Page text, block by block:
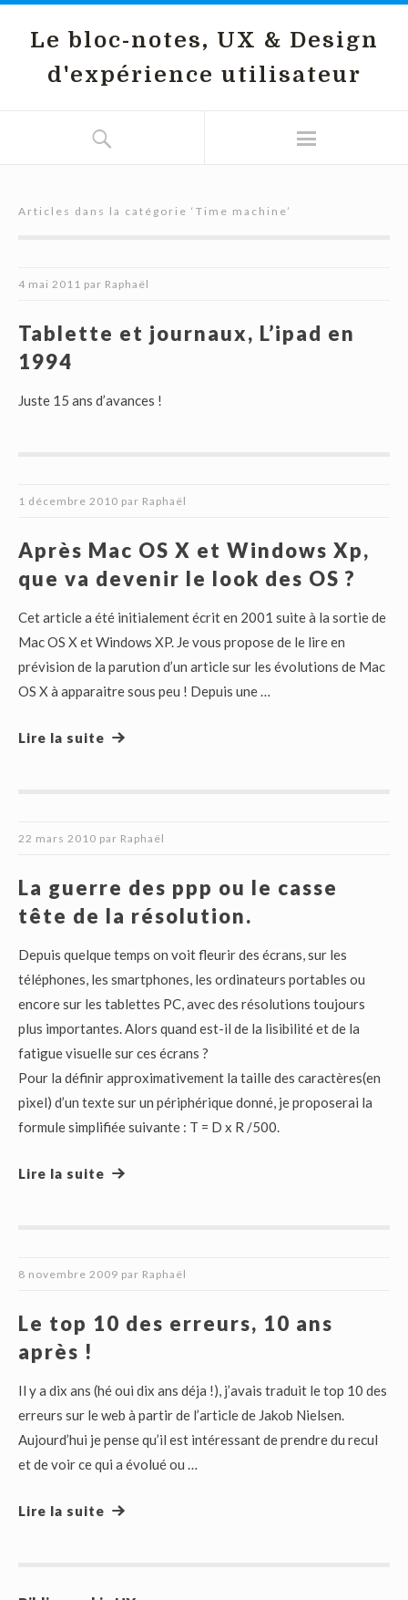
Le bloc-notes, UX & Design
d'expérience utilisateur
Articles dans la catégorie ‘ Time machine’
4 mai 2011 par Raphaël
Tablette et journaux, L’ipad en
1994
Juste 15 ans d’avances !
1 décembre 2010 par Raphaël
Après Mac OS X et Windows Xp,
que va devenir le look des OS ?
Cet article a été initialement écrit en 2001 suite à la sortie de
Mac OS X et Windows XP. Je vous propose de le lire en
prévision de la parution d’un article sur les évolutions de Mac
OS X à apparaitre sous peu ! Depuis une …
Lire la suite
22 mars 2010 par Raphaël
La guerre des ppp ou le casse
tête de la résolution.
Depuis quelque temps on voit fleurir des écrans, sur les
téléphones, les smartphones, les ordinateurs portables ou
encore sur les tablettes PC, avec des résolutions toujours
plus importantes. Alors quand est-il de la lisibilité et de la
fatigue visuelle sur ces écrans ?
Pour la définir approximativement la taille des caractères(en
pixel) d’un texte sur un périphérique donné, je proposerai la
formule simplifiée suivante : T = D x R /500.
Lire la suite
8 novembre 2009 par Raphaël
Le top 10 des erreurs, 10 ans
après !
Il y a dix ans (hé oui dix ans déja !), j’avais traduit le top 10 des
erreurs sur le web à partir de l’article de Jakob Nielsen.
Aujourd’hui je pense qu’il est intéressant de prendre du recul
et de voir ce qui a évolué ou …
Lire la suite